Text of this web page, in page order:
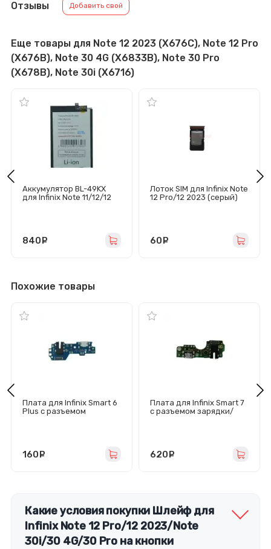
Отзывы Добавить свой
Еще товары для Note 12 2023 (X676C), Note 12 Pro
(X676B), Note 30 4G (X6833B), Note 30 Pro
(X678B), Note 30i (X6716)
Аккумулятор BL-49KX
для Infinix Note 11/12/12
840
Лоток SIM для Infinix Note
12 Pro/12 2023 (серый)
60
Похожие товары
Плата для Infinix Smart 6
Plus с разъемом
160
Плата для Infinix Smart 7
с разъемом зарядки/
620
Какие условия покупки Шлейф для
Infinix Note 12 Pro/12 2023/Note
30i/30 4G/30 Pro на кнопки